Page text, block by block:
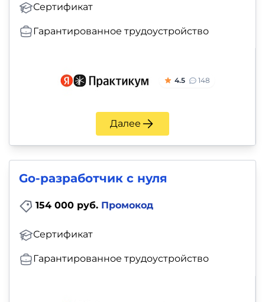
Сертификат
Гарантированное трудоустройство
4.5 148
Далее
Go-разработчик с нуля
154 000 руб. Промокод
Сертификат
Гарантированное трудоустройство